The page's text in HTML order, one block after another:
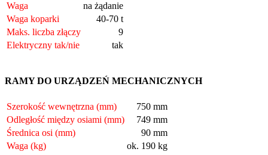
Waga
na żądanie
Waga koparki
40-70 t
Maks. liczba złączy
9
Elektryczny tak/nie
tak
RAMY DO URZĄDZEŃ MECHANICZNYCH
Szerokość wewnętrzna (mm)
750 mm
Odległość między osiami (mm)
749 mm
Średnica osi (mm)
90 mm
Waga (kg)
ok. 190 kg